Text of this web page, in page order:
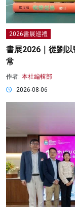
2026書展巡禮
書展2026｜從劉
常
作者: 本社編輯部
2026-08-06